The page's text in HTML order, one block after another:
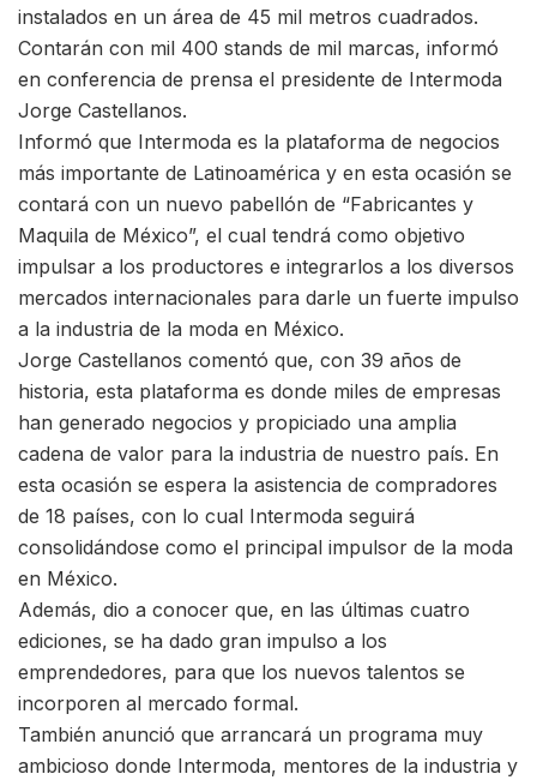
instalados en un área de 45 mil metros cuadrados.
Contarán con mil 400 stands de mil marcas, informó
en conferencia de prensa el presidente de Intermoda
Jorge Castellanos.
Informó que Intermoda es la plataforma de negocios
más importante de Latinoamérica y en esta ocasión se
contará con un nuevo pabellón de “Fabricantes y
Maquila de México”, el cual tendrá como objetivo
impulsar a los productores e integrarlos a los diversos
mercados internacionales para darle un fuerte impulso
a la industria de la moda en México.
Jorge Castellanos comentó que, con 39 años de
historia, esta plataforma es donde miles de empresas
han generado negocios y propiciado una amplia
cadena de valor para la industria de nuestro país. En
esta ocasión se espera la asistencia de compradores
de 18 países, con lo cual Intermoda seguirá
consolidándose como el principal impulsor de la moda
en México.
Además, dio a conocer que, en las últimas cuatro
ediciones, se ha dado gran impulso a los
emprendedores, para que los nuevos talentos se
incorporen al mercado formal.
También anunció que arrancará un programa muy
ambicioso donde Intermoda, mentores de la industria y